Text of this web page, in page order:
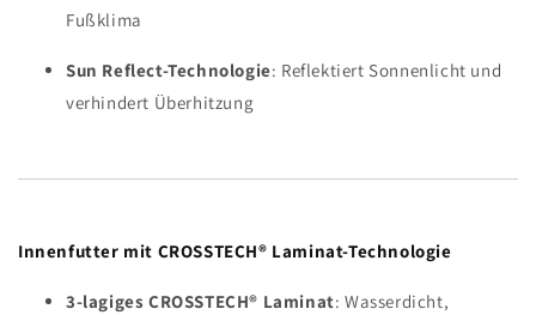
Fußklima
Sun Reflect-Technologie: Reflektiert Sonnenlicht und
verhindert Überhitzung
Innenfutter mit CROSSTECH® Laminat-Technologie
3-lagiges CROSSTECH® Laminat: Wasserdicht,